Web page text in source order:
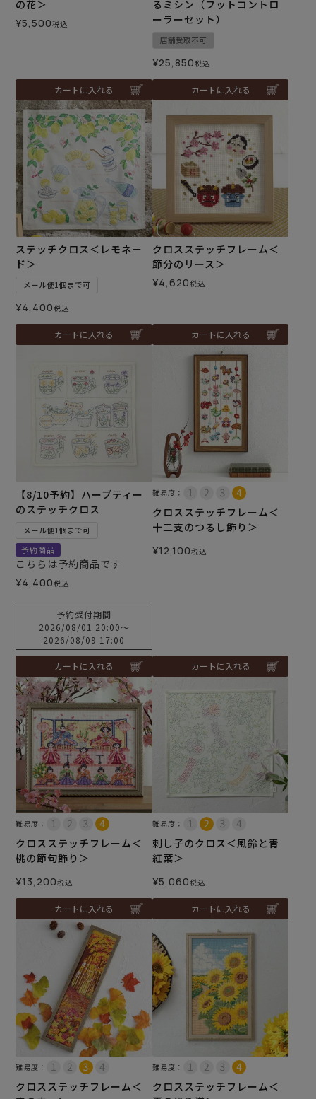
の花＞
¥5,500税込
カートに入れる
るミシン（フットコントロ
ーラーセット）
店舗受取不可
¥25,850税込
カートに入れる
ステッチクロス＜レモネー
ド＞
メール便1個まで可
¥4,400税込
カートに入れる
クロスステッチフレーム＜
節分のリース＞
¥4,620税込
カートに入れる
【8/10予約】ハーブティー
のステッチクロス
メール便1個まで可
予約商品
こちらは予約商品です
¥4,400税込
予約受付期間
2026/08/01 20:00〜
2026/08/09 17:00
カートに入れる
難易度：
クロスステッチフレーム＜
十二支のつるし飾り＞
¥12,100税込
カートに入れる
難易度：
クロスステッチフレーム＜
桃の節句飾り＞
¥13,200税込
カートに入れる
難易度：
刺し子のクロス＜風鈴と青
紅葉＞
¥5,060税込
カートに入れる
難易度：
クロスステッチフレーム＜
難易度：
クロスステッチフレーム＜